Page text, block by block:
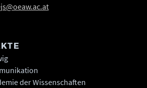
der Wissenschaften